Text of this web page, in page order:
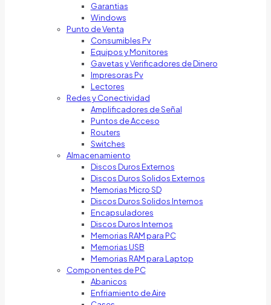
Garantias
Windows
Punto de Venta
Consumibles Pv
Equipos y Monitores
Gavetas y Verificadores de Dinero
Impresoras Pv
Lectores
Redes y Conectividad
Amplificadores de Señal
Puntos de Acceso
Routers
Switches
Almacenamiento
Discos Duros Externos
Discos Duros Solidos Externos
Memorias Micro SD
Discos Duros Solidos Internos
Encapsuladores
Discos Duros Internos
Memorias RAM para PC
Memorias USB
Memorias RAM para Laptop
Componentes de PC
Abanicos
Enfriamiento de Aire